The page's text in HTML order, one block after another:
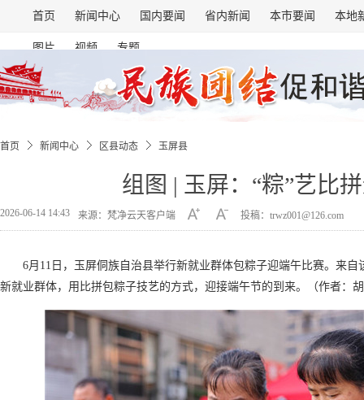
首页 新闻中心 国内要闻 省内新闻 本市要闻 本地
图片 视频 专题
首页 新闻中心 区县动态 玉屏县
组图 | 玉屏：“粽”艺比
2026-06-14 14:43 来源：梵净云天客户端 投稿：trwz001@126.com
6月11日，玉屏侗族自治县举行新就业群体包粽子迎端午比赛。来
新就业群体，用比拼包粽子技艺的方式，迎接端午节的到来。（作者：